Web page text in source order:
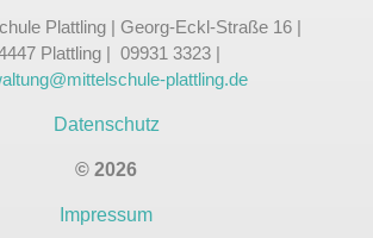
Plattling | Georg-Eckl-Straße 16 |
Plattling | 09931 3323 |
plattling.de
Datenschutz
© 2026
Impressum